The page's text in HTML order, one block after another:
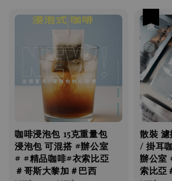
咖啡浸泡包 ​​​​15克重量包
浸泡包 可混搭 #辦公室
# #精品咖啡#衣索比亞
＃哥斯大黎加＃巴西
散裝 濾
/ 掛耳
辦公室
索比亞